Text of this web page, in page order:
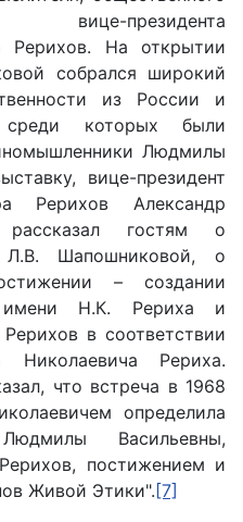
президента
Рерихов. На открытии
собрался широкий
из России и
которых были
Людмилы
вице-президент
Рерихов Александр
рассказал гостям о
Л.В. Шапошниковой, о
– создании
имени Н.К. Рериха и
в соответствии
Рериха.
что встреча в 1968
определила
Васильевны,
постижением и
Живой Этики". [7]